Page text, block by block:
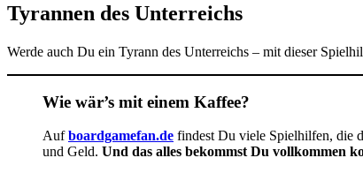
Tyrannen des Unterreichs
Werde auch Du ein Tyrann des Unterreichs – mit dieser
Wie wär’s mit einem Kaffee?
Aufboardgamefan.de findest Du viele Spielhilfen, die
und Geld. Und das alles bekommst Du vollkommen